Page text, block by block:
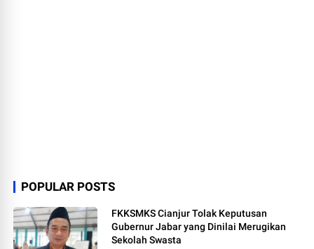
POPULAR POSTS
FKKSMKS Cianjur Tolak Keputusan
Gubernur Jabar yang Dinilai Merugikan
Sekolah Swasta